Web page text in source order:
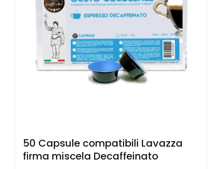
50 Capsule compatibili Lavazza
firma miscela Decaffeinato